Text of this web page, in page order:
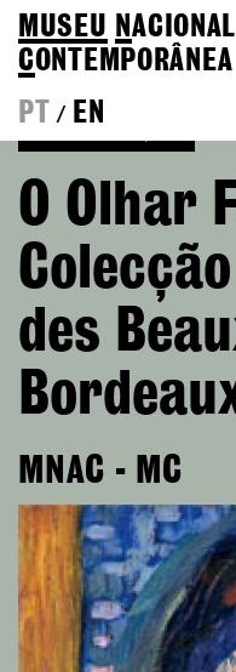
MUSEU NACIONAL
C
PT
/ EN
O Olhar
des
MNAC - MC